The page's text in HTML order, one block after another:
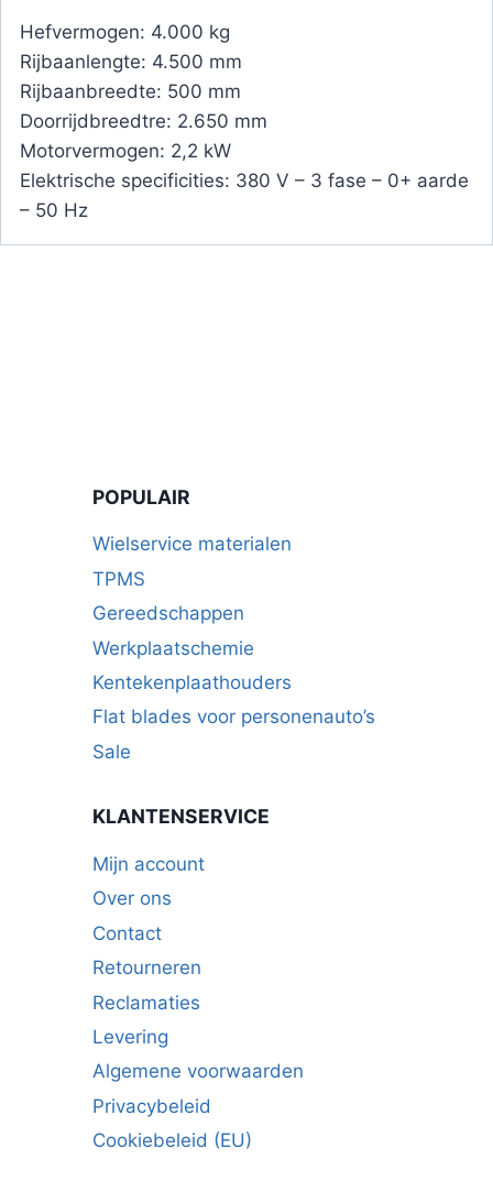
Hefvermogen: 4.000 kg
Rijbaanlengte: 4.500 mm
Rijbaanbreedte: 500 mm
Doorrijdbreedtre: 2.650 mm
Motorvermogen: 2,2 kW
Elektrische specificities: 380 V – 3 fase – 0+ aarde
– 50 Hz
POPULAIR
Wielservice materialen
TPMS
Gereedschappen
Werkplaatschemie
Kentekenplaathouders
Flat blades voor personenauto’s
Sale
KLANTENSERVICE
Mijn account
Over ons
Contact
Retourneren
Reclamaties
Levering
Algemene voorwaarden
Privacybeleid
Cookiebeleid (EU)